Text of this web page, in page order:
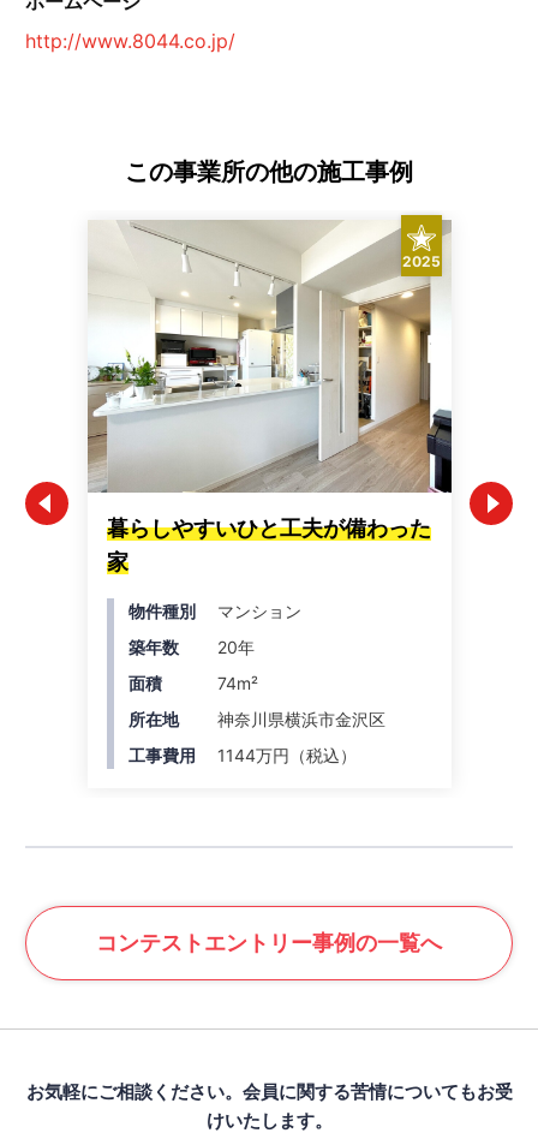
http://www.8044.co.jp/
この事業所の他の施工事例
2025
暮らしやすいひと工夫が備わった
家
物件種別
マンション
築年数
20年
面積
74m²
所在地
神奈川県横浜市金沢区
工事費用
1144万円（税込）
コンテストエントリー事例の一覧へ
お気軽にご相談ください。 会員に関する苦情についてもお受
けいたします。